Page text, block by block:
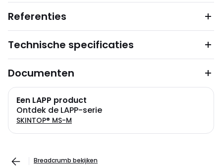
Referenties
Technische specificaties
Documenten
Een LAPP product
Ontdek de LAPP-serie
SKINTOP® MS-M
Breadcrumb bekijken